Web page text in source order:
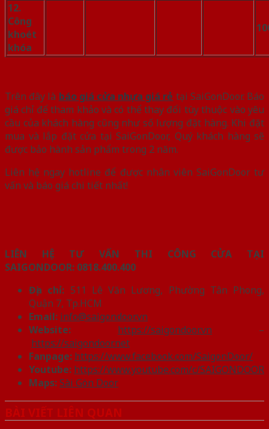
12.
Công
khoét
khóa
Trên đây là báo giá cửa nhựa giá rẻ tại SaiGonDoor. Báo
giá chỉ để tham khảo và có thể thay đổi tùy thuộc vào yêu
cầu của khách hàng cũng như số lượng đặt hàng. Khi đặt
mua và lắp đặt cửa tại SaiGonDoor, Quý khách hàng sẽ
được bảo hành sản phẩm trong 2 năm.
Liên hệ ngay hotline để được nhân viên SaiGonDoor tư
vấn và báo giá chi tiết nhất!
LIÊN HỆ TƯ VẤN THI CÔNG CỬA TẠI
SAIGONDOOR: 0818.400.400
Địa chỉ: 511 Lê Văn Lương, Phường Tân Phong,
Quận 7, Tp.HCM
Email: info@saigondoor.vn
Website:
https://saigondoor.vn –
https://saigondoor.net
Fanpage: https://www.facebook.com/SaigonDoor/
Youtube: https://www.youtube.com/c/SAIGONDOOR
Maps:Sài Gòn Door
BÀI VIẾT LIÊN QUAN